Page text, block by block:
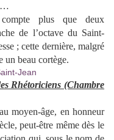
plus que deux
de l’octave du Saint-
; cette dernière, malgré
un beau cortège.
Rhétoriciens (Chambre
moyen-âge, en honneur
peut-être même dès le